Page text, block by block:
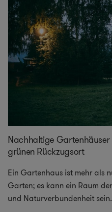
Nachhaltige
grünen Rückzugsort
Ein Gartenhaus ist mehr als
Garten; es kann ein Raum
und Naturverbundenheit